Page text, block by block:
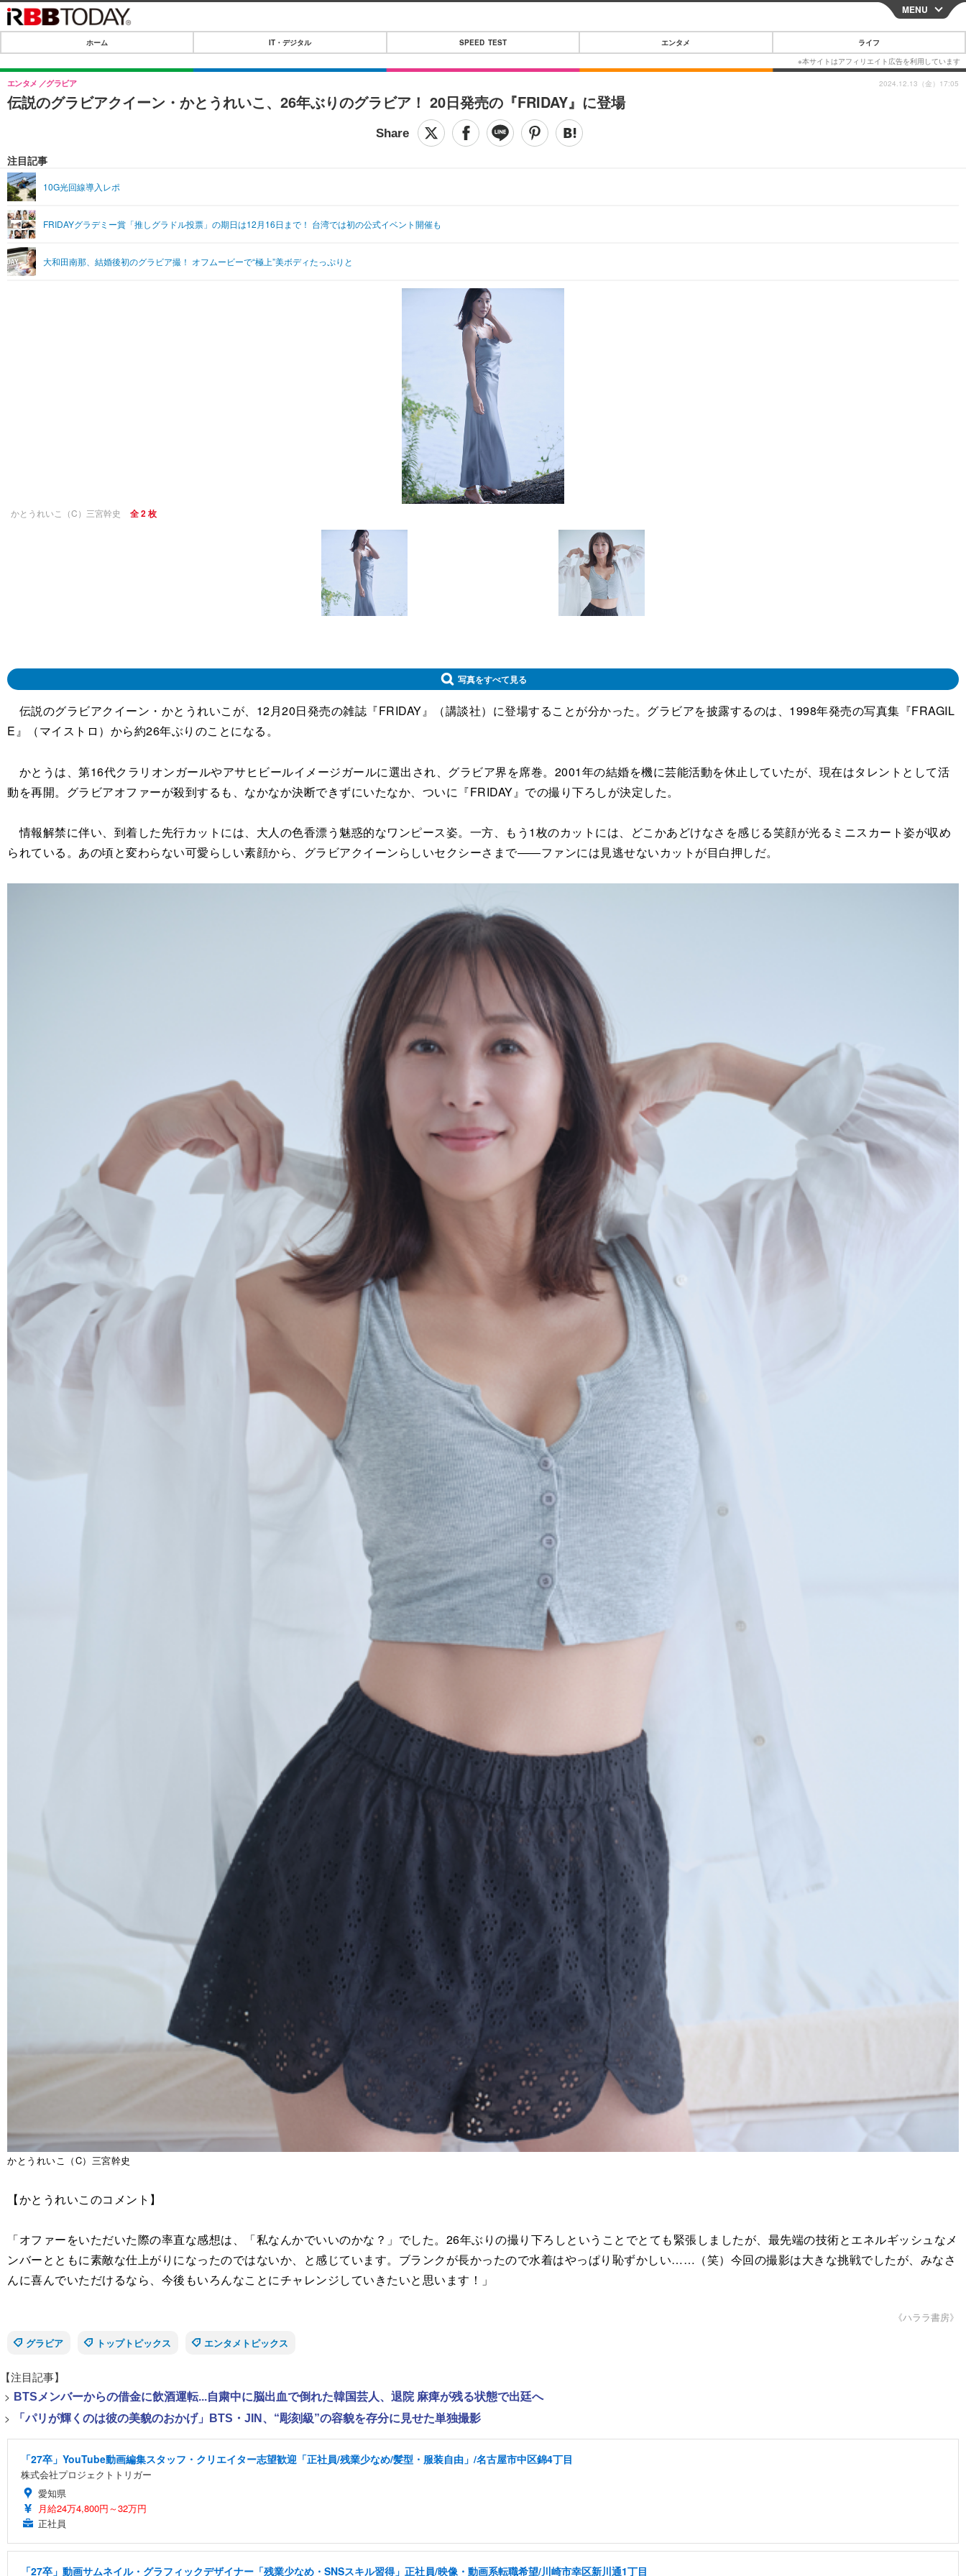
CLOSE
IT・デジタル
IT・デジタルTOP
SPEED TEST
音楽
ライフ
ペット
その他
リリース一覧
プッシュ通知の停止方法
MENU
ホーム IT・デジタル SPEED TEST エンタメ ライフ
伝説のグラビアクイーン・かとうれいこ、26年ぶりのグラビア！ 20日発売の『FRIDAY』に登場
エンタメ グラビア
注目記事
10G光回線導入レポ
FRIDAYグラデミー賞「推しグラドル投票」の期日は12月16日まで！ 台湾では初の公式イベント開催も
大和田南那、結婚後初のグラビア撮！ オフムービーで“極上”美ボディたっぷりと
2024.12.13（金）17:05
かとうれいこ（C）三宮幹史 全 2 枚
写真をすべて見る
伝説のグラビアクイーン・かとうれいこが、12月20日発売の雑誌『FRIDAY』（講談社）に登場することが分かった。グラビアを披露するのは、1998年発売の写真集『FRAGIL
E』（マイストロ）から約26年ぶりのことになる。
かとうは、第16代クラリオンガールやアサヒビールイメージガールに選出され、グラビア界を席巻。2001年の結婚を機に芸能活動を休止していたが、現在はタレントとして活
動を再開。グラビアオファーが殺到するも、なかなか決断できずにいたなか、ついに『FRIDAY』での撮り下ろしが決定した。
情報解禁に伴い、到着した先行カットには、大人の色香漂う魅惑的なワンピース姿。一方、もう1枚のカットには、どこかあどけなさを感じる笑顔が光るミニスカート姿が収め
られている。あの頃と変わらない可愛らしい素顔から、グラビアクイーンらしいセクシーさまで――ファンには見逃せないカットが目白押しだ。
かとうれいこ（C）三宮幹史
【かとうれいこのコメント】
「オファーをいただいた際の率直な感想は、「私なんかでいいのかな？」でした。26年ぶりの撮り下ろしということでとても緊張しましたが、最先端の技術とエネルギッシュなメ
ンバーとともに素敵な仕上がりになったのではないか、と感じています。ブランクが長かったので水着はやっぱり恥ずかしい……（笑）今回の撮影は大きな挑戦でしたが、みなさ
んに喜んでいただけるなら、今後もいろんなことにチャレンジしていきたいと思います！」
《ハララ書房》
グラビア
トップトピックス エンタメトピックス
【注目記事】
> BTSメンバーからの借金に飲酒運転...自粛中に脳出血で倒れた韓国芸人、退院 麻痺が残る状態で出廷へ
> 「パリが輝くのは彼の美貌のおかげ」BTS・JIN、“彫刻級”の容貌を存分に見せた単独撮影
「27卒」YouTube動画編集スタッフ・クリエイター志望歓迎「正社員/残業少なめ/髪型・服装自由」/名古屋市中区錦4丁目
株式会社プロジェクトトリガー
愛知県
月給24万4,800円～32万円
正社員
「27卒」動画サムネイル・グラフィックデザイナー「残業少なめ・SNSスキル習得」正社員/映像・動画系転職希望/川崎市幸区新川通1丁目